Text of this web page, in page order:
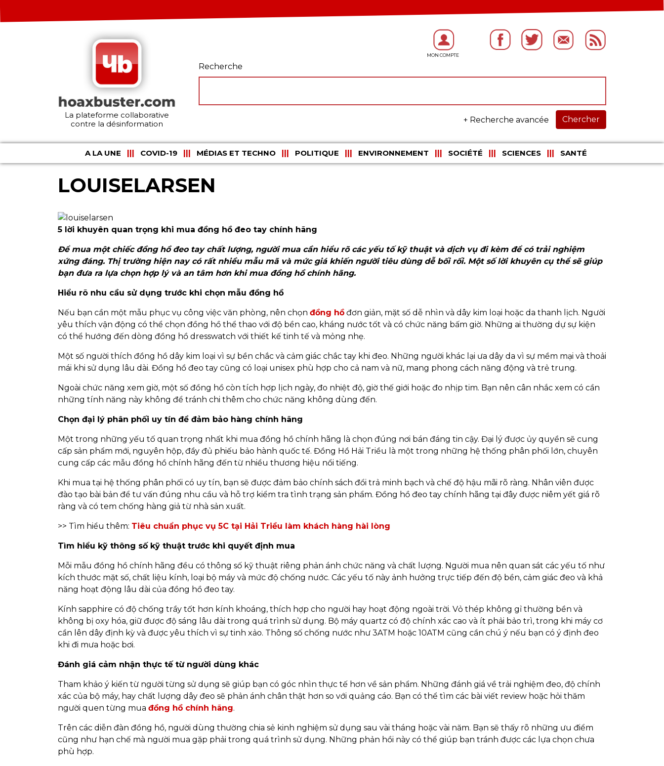
La plateforme collaborative
contre la désinformation
Recherche
Chercher
+ Recherche avancée
A LA UNE COVID-19 MÉDIAS ET TECHNO POLITIQUE ENVIRONNEMENT SOCIÉTÉ SCIENCES SANTÉ
LOUISELARSEN
5 lời khuyên quan trọng khi mua đồng hồ đeo tay chính hãng
Để mua một chiếc đồng hồ đeo tay chất lượng, người mua cần hiểu rõ các yếu tố kỹ thuật và dịch vụ đi kèm để có trải nghiệm
xứng đáng. Thị trường hiện nay có rất nhiều mẫu mã và mức giá khiến người tiêu dùng dễ bối rối. Một số lời khuyên cụ thể sẽ giúp
bạn đưa ra lựa chọn hợp lý và an tâm hơn khi mua đồng hồ chính hãng.
Hiểu rõ nhu cầu sử dụng trước khi chọn mẫu đồng hồ
Nếu bạn cần một mẫu phục vụ công việc văn phòng, nên chọn đồng hồ đơn giản, mặt số dễ nhìn và dây kim loại hoặc da thanh lịch. Người
yêu thích vận động có thể chọn đồng hồ thể thao với độ bền cao, kháng nước tốt và có chức năng bấm giờ. Những ai thường dự sự kiện
có thể hướng đến dòng đồng hồ dresswatch với thiết kế tinh tế và mỏng nhẹ.
Một số người thích đồng hồ dây kim loại vì sự bền chắc và cảm giác chắc tay khi đeo. Những người khác lại ưa dây da vì sự mềm mại và thoải
mái khi sử dụng lâu dài. Đồng hồ đeo tay cũng có loại unisex phù hợp cho cả nam và nữ, mang phong cách năng động và trẻ trung.
Ngoài chức năng xem giờ, một số đồng hồ còn tích hợp lịch ngày, đo nhiệt độ, giờ thế giới hoặc đo nhịp tim. Bạn nên cân nhắc xem có cần
những tính năng này không để tránh chi thêm cho chức năng không dùng đến.
Chọn đại lý phân phối uy tín để đảm bảo hàng chính hãng
Một trong những yếu tố quan trọng nhất khi mua đồng hồ chính hãng là chọn đúng nơi bán đáng tin cậy. Đại lý được ủy quyền sẽ cung
cấp sản phẩm mới, nguyên hộp, đầy đủ phiếu bảo hành quốc tế. Đồng Hồ Hải Triều là một trong những hệ thống phân phối lớn, chuyên
cung cấp các mẫu đồng hồ chính hãng đến từ nhiều thương hiệu nổi tiếng.
Khi mua tại hệ thống phân phối có uy tín, bạn sẽ được đảm bảo chính sách đổi trả minh bạch và chế độ hậu mãi rõ ràng. Nhân viên được
đào tạo bài bản để tư vấn đúng nhu cầu và hỗ trợ kiểm tra tình trạng sản phẩm. Đồng hồ đeo tay chính hãng tại đây được niêm yết giá rõ
ràng và có tem chống hàng giả từ nhà sản xuất.
>> Tìm hiểu thêm: Tiêu chuẩn phục vụ 5C tại Hải Triều làm khách hàng hài lòng
Tìm hiểu kỹ thông số kỹ thuật trước khi quyết định mua
Mỗi mẫu đồng hồ chính hãng đều có thông số kỹ thuật riêng phản ánh chức năng và chất lượng. Người mua nên quan sát các yếu tố như
kích thước mặt số, chất liệu kính, loại bộ máy và mức độ chống nước. Các yếu tố này ảnh hưởng trực tiếp đến độ bền, cảm giác đeo và khả
năng hoạt động lâu dài của đồng hồ đeo tay.
Kính sapphire có độ chống trầy tốt hơn kính khoáng, thích hợp cho người hay hoạt động ngoài trời. Vỏ thép không gỉ thường bền và
không bị oxy hóa, giữ được độ sáng lâu dài trong quá trình sử dụng. Bộ máy quartz có độ chính xác cao và ít phải bảo trì, trong khi máy cơ
cần lên dây định kỳ và được yêu thích vì sự tinh xảo. Thông số chống nước như 3ATM hoặc 10ATM cũng cần chú ý nếu bạn có ý định đeo
khi đi mưa hoặc bơi.
Đánh giá cảm nhận thực tế từ người dùng khác
Tham khảo ý kiến từ người từng sử dụng sẽ giúp bạn có góc nhìn thực tế hơn về sản phẩm. Những đánh giá về trải nghiệm đeo, độ chính
xác của bộ máy, hay chất lượng dây đeo sẽ phản ánh chân thật hơn so với quảng cáo. Bạn có thể tìm các bài viết review hoặc hỏi thăm
người quen từng mua đồng hồ chính hãng.
Trên các diễn đàn đồng hồ, người dùng thường chia sẻ kinh nghiệm sử dụng sau vài tháng hoặc vài năm. Bạn sẽ thấy rõ những ưu điểm
cũng như hạn chế mà người mua gặp phải trong quá trình sử dụng. Những phản hồi này có thể giúp bạn tránh được các lựa chọn chưa
phù hợp.